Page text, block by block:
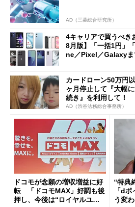
AD（三菱総合研究所）
4キャリアで買うべき
8月版】「一括1円」
ne／Pixel／Galaxyま
カードローン50万円
ヶ月停止して『大幅
続き』を利用して！
AD（渋谷法務総合事務所）
ドコモが念願の増収増益に好
転 「ドコモMAX」好調も後
押し、今後は“ロイヤルユー
“特典
「d
う変